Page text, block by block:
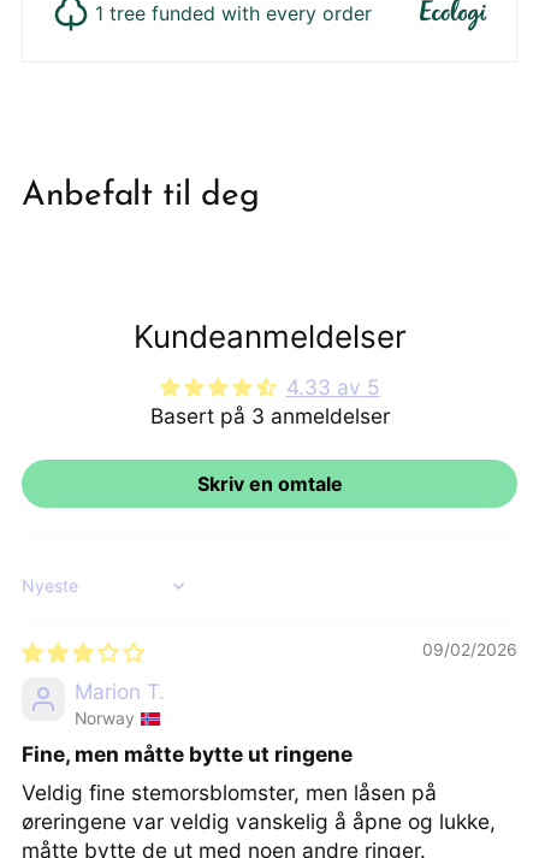
1 tree funded with every order
din
Anbefalt til deg
Kundeanmeldelser
4.33 av 5
Basert på 3 anmeldelser
Skriv en omtale
Sort by
09/02/2026
Marion T.
Norway
Fine, men måtte bytte ut ringene
Veldig fine stemorsblomster, men låsen på
øreringene var veldig vanskelig å åpne og lukke,
måtte bytte de ut med noen andre ringer.